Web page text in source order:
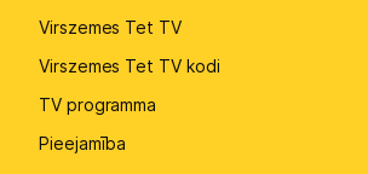
Virszemes Tet TV
Virszemes Tet TV kodi
TV programma
Pieejamība